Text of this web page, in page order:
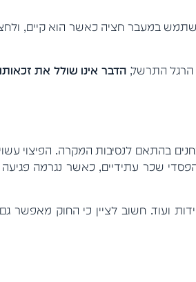
במעבר חציה כאשר הוא קיים,
הרגל התרשל,הדבר אינו שולל את זכאותו
בהתאם לנסיבות המקרה. הפיצוי
שכר עתידיים, כאשר נגרמה
ועוד. חשוב לציין כי החוק מאפשר